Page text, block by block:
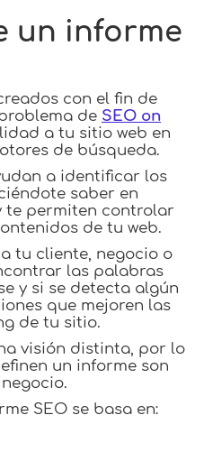
un informe
con el fin de
de SEO on
a tu sitio web en
de búsqueda.
a identificar los
saber en
te permiten controlar
de tu web.
tu cliente, negocio o
las palabras
y si se detecta algún
que mejoren las
de tu sitio.
visión distinta, por lo
un informe son
SEO se basa en: